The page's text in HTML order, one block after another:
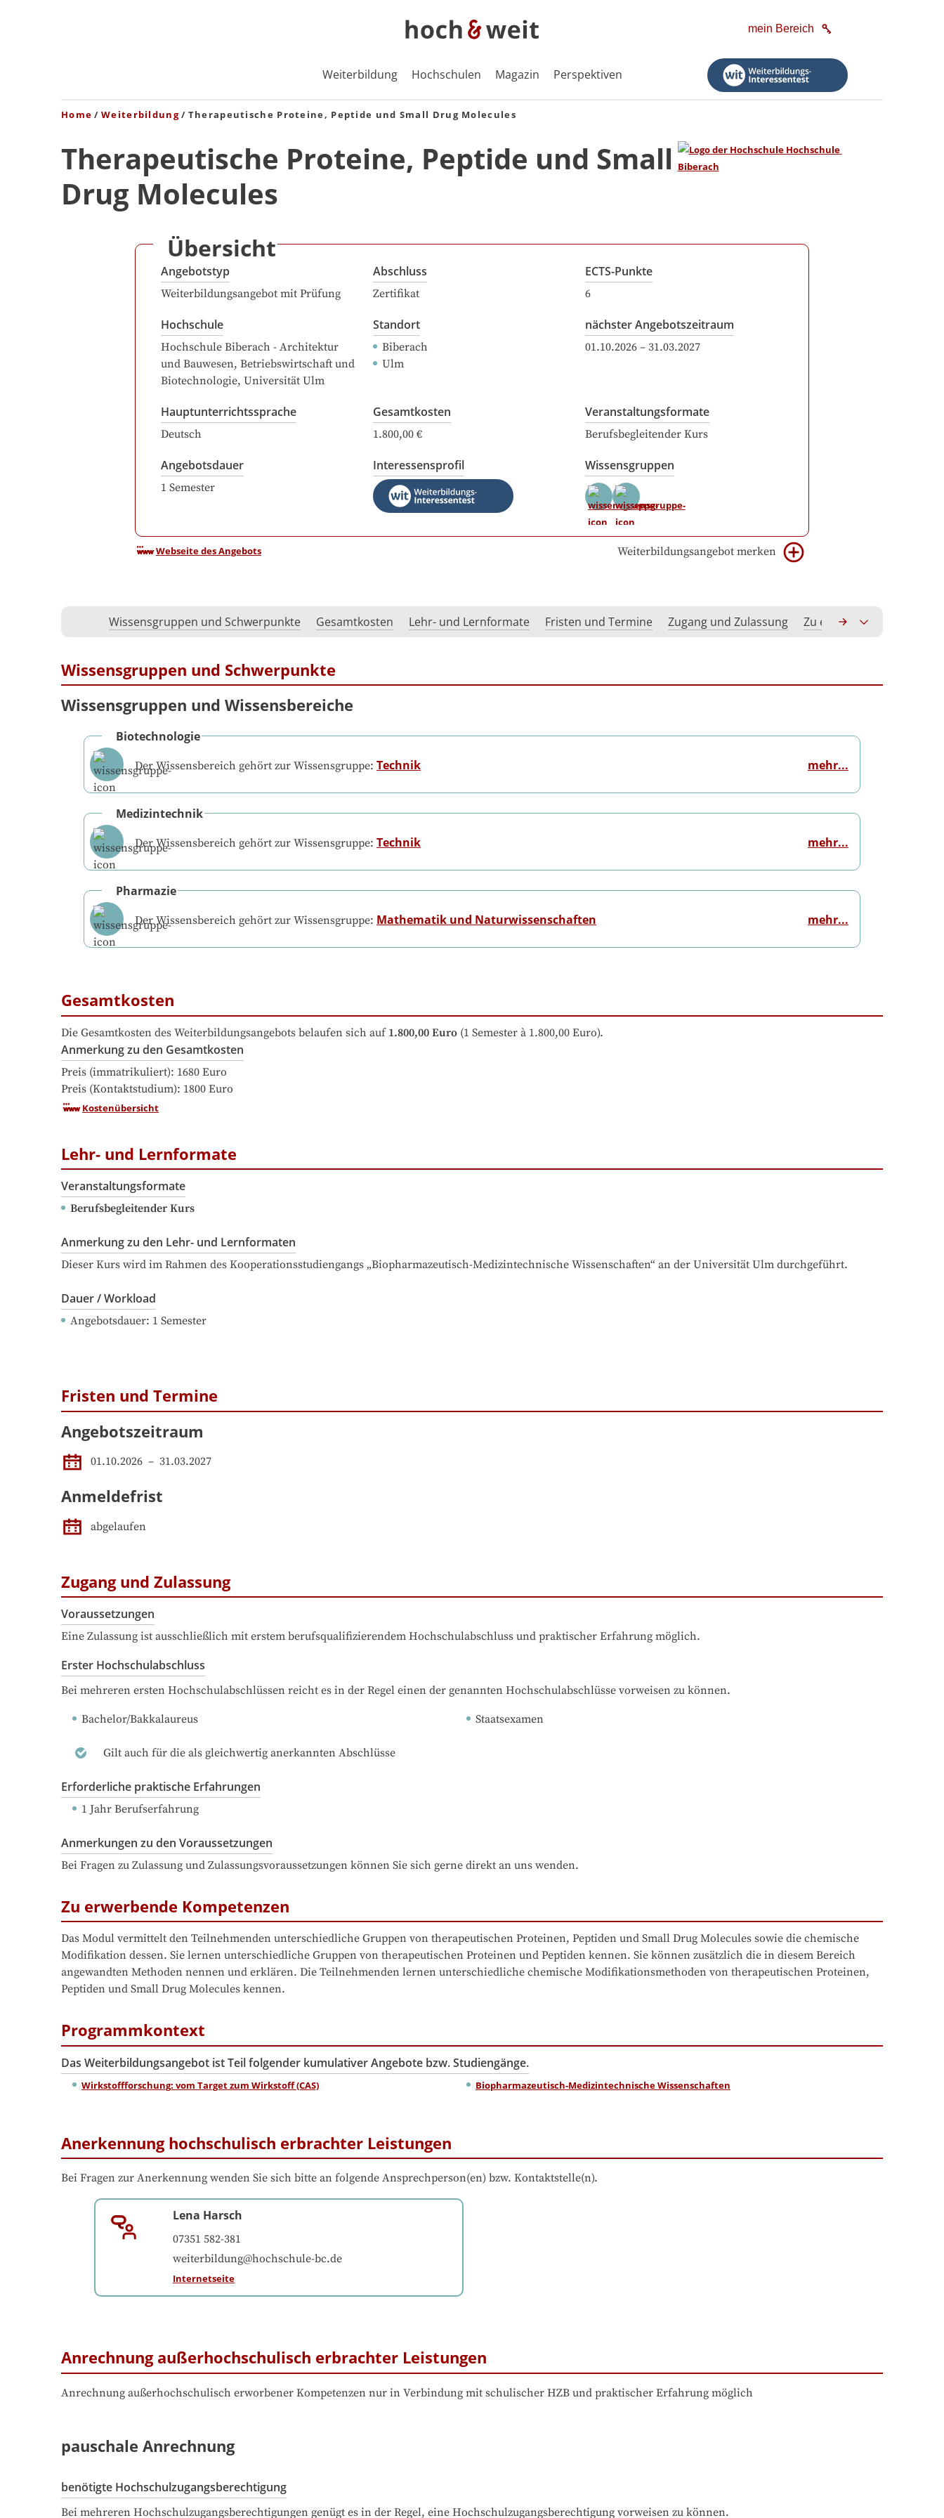
mein Bereich
Weiterbildung Hochschulen Magazin Perspektiven
Home Weiterbildung Therapeutische Proteine, Peptide und Small Drug Molecules
Therapeutische Proteine, Peptide und Small
Drug Molecules
Übersicht
Angebotstyp
Weiterbildungsangebot mit Prüfung
Abschluss
Zertifikat
ECTS-Punkte
6
Hochschule
Hochschule Biberach - Architektur
und Bauwesen, Betriebswirtschaft und
Biotechnologie, Universität Ulm
Standort
Biberach
Ulm
nächster Angebotszeitraum
01.10.2026 – 31.03.2027
Hauptunterrichtssprache
Deutsch
Gesamtkosten
1.800,00 €
Veranstaltungsformate
Berufsbegleitender Kurs
Angebotsdauer
1 Semester
Interessensprofil Wissensgruppen
Webseite des Angebots Weiterbildungsangebot merken
Wissensgruppen und Schwerpunkte Gesamtkosten Lehr- und Lernformate Fristen und Termine Zugang und Zulassung Zu erwerbende
Wissensgruppen und Schwerpunkte
Wissensgruppen und Wissensbereiche
Biotechnologie
Der Wissensbereich gehört zur Wissensgruppe: Technik mehr...
Medizintechnik
Der Wissensbereich gehört zur Wissensgruppe: Technik mehr...
Pharmazie
Der Wissensbereich gehört zur Wissensgruppe: Mathematik und Naturwissenschaften mehr...
Gesamtkosten
Die Gesamtkosten des Weiterbildungsangebots belaufen sich auf 1.800,00 Euro (1 Semester à 1.800,00 Euro).
Anmerkung zu den Gesamtkosten
Preis (immatrikuliert): 1680 Euro
Preis (Kontaktstudium): 1800 Euro
Kostenübersicht
Lehr- und Lernformate
Veranstaltungsformate
Berufsbegleitender Kurs
Anmerkung zu den Lehr- und Lernformaten
Dieser Kurs wird im Rahmen des Kooperationsstudiengangs „Biopharmazeutisch-Medizintechnische Wissenschaften“ an der Universität Ulm durchgeführt.
Dauer / Workload
Angebotsdauer: 1 Semester
Fristen und Termine
Angebotszeitraum
01.10.2026 – 31.03.2027
Anmeldefrist
abgelaufen
Zugang und Zulassung
Voraussetzungen
Eine Zulassung ist ausschließlich mit erstem berufsqualifizierendem Hochschulabschluss und praktischer Erfahrung möglich.
Erster Hochschulabschluss
Bei mehreren ersten Hochschulabschlüssen reicht es in der Regel einen der genannten Hochschulabschlüsse vorweisen zu können.
Bachelor/Bakkalaureus Staatsexamen
Gilt auch für die als gleichwertig anerkannten Abschlüsse
Erforderliche praktische Erfahrungen
1 Jahr Berufserfahrung
Anmerkungen zu den Voraussetzungen
Bei Fragen zu Zulassung und Zulassungsvoraussetzungen können Sie sich gerne direkt an uns wenden.
Zu erwerbende Kompetenzen
Das Modul vermittelt den Teilnehmenden unterschiedliche Gruppen von therapeutischen Proteinen, Peptiden und Small Drug Molecules sowie die chemische
Modifikation dessen. Sie lernen unterschiedliche Gruppen von therapeutischen Proteinen und Peptiden kennen. Sie können zusätzlich die in diesem Bereich
angewandten Methoden nennen und erklären. Die Teilnehmenden lernen unterschiedliche chemische Modifikationsmethoden von therapeutischen Proteinen,
Peptiden und Small Drug Molecules kennen.
Programmkontext
Das Weiterbildungsangebot ist Teil folgender kumulativer Angebote bzw. Studiengänge.
Wirkstoffforschung: vom Target zum Wirkstoff (CAS) Biopharmazeutisch-Medizintechnische Wissenschaften
Anerkennung hochschulisch erbrachter Leistungen
Bei Fragen zur Anerkennung wenden Sie sich bitte an folgende Ansprechperson(en) bzw. Kontaktstelle(n).
Lena Harsch
07351 582-381
weiterbildung@hochschule-bc.de
Internetseite
Anrechnung außerhochschulisch erbrachter Leistungen
Anrechnung außerhochschulisch erworbener Kompetenzen nur in Verbindung mit schulischer HZB und praktischer Erfahrung möglich
pauschale Anrechnung
benötigte Hochschulzugangsberechtigung
Bei mehreren Hochschulzugangsberechtigungen genügt es in der Regel, eine Hochschulzugangsberechtigung vorweisen zu können.